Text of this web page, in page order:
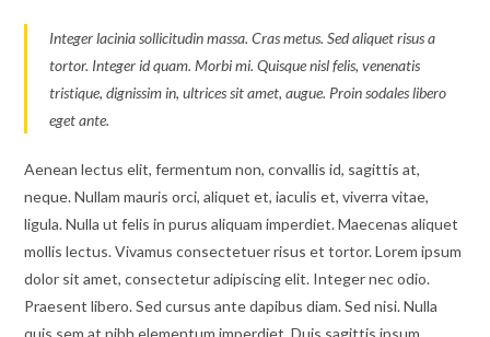
Integer lacinia sollicitudin massa. Cras metus. Sed aliquet risus a
tortor. Integer id quam. Morbi mi. Quisque nisl felis, venenatis
tristique, dignissim in, ultrices sit amet, augue. Proin sodales libero
eget ante.
Aenean lectus elit, fermentum non, convallis id, sagittis at,
neque. Nullam mauris orci, aliquet et, iaculis et, viverra vitae,
ligula. Nulla ut felis in purus aliquam imperdiet. Maecenas aliquet
mollis lectus. Vivamus consectetuer risus et tortor. Lorem ipsum
dolor sit amet, consectetur adipiscing elit. Integer nec odio.
Praesent libero. Sed cursus ante dapibus diam. Sed nisi. Nulla